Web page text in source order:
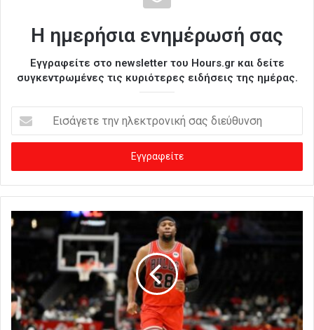
Η ημερήσια ενημέρωσή σας
Εγγραφείτε στο newsletter του Hours.gr και δείτε
συγκεντρωμένες τις κυριότερες ειδήσεις της ημέρας.
σ
γ
ε
ε
τ
λ
ε
κ